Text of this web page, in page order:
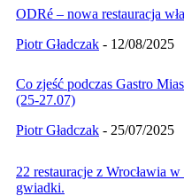
ODRé – nowa restauracja
Piotr Gładczak - 12/08/2025
Co zjeść podczas Gastro
(25-27.07)
Piotr Gładczak - 25/07/2025
22 restauracje z Wrocławia
gwiadki.